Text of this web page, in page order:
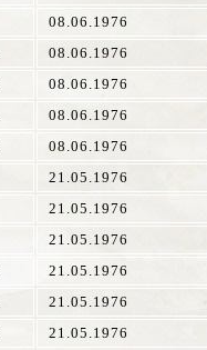
08.06.1976
08.06.1976
08.06.1976
08.06.1976
08.06.1976
21.05.1976
21.05.1976
21.05.1976
21.05.1976
21.05.1976
21.05.1976